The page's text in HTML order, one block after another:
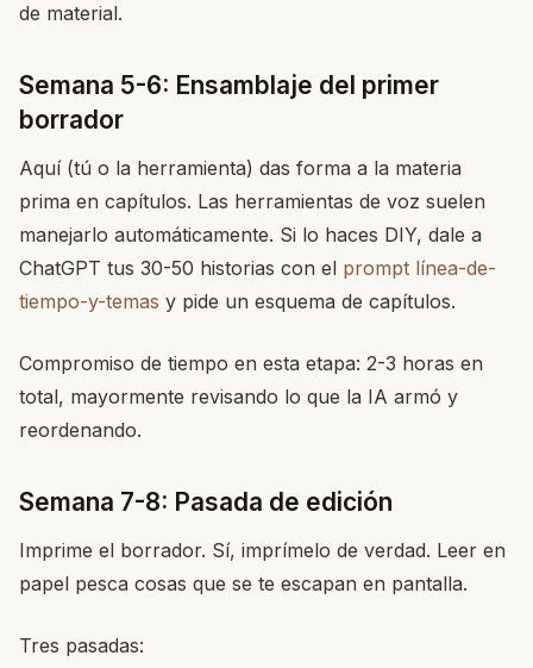
de material.
Semana 5-6: Ensamblaje del primer
borrador
Aquí (tú o la herramienta) das forma a la materia
prima en capítulos. Las herramientas de voz suelen
manejarlo automáticamente. Si lo haces DIY, dale a
ChatGPT tus 30-50 historias con el prompt línea-de-
tiempo-y-temas y pide un esquema de capítulos.
Compromiso de tiempo en esta etapa: 2-3 horas en
total, mayormente revisando lo que la IA armó y
reordenando.
Semana 7-8: Pasada de edición
Imprime el borrador. Sí, imprímelo de verdad. Leer en
papel pesca cosas que se te escapan en pantalla.
Tres pasadas: